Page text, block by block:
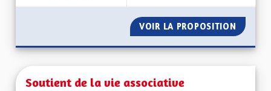
VOIR LA PROPOSITION
Soutient de la vie associative